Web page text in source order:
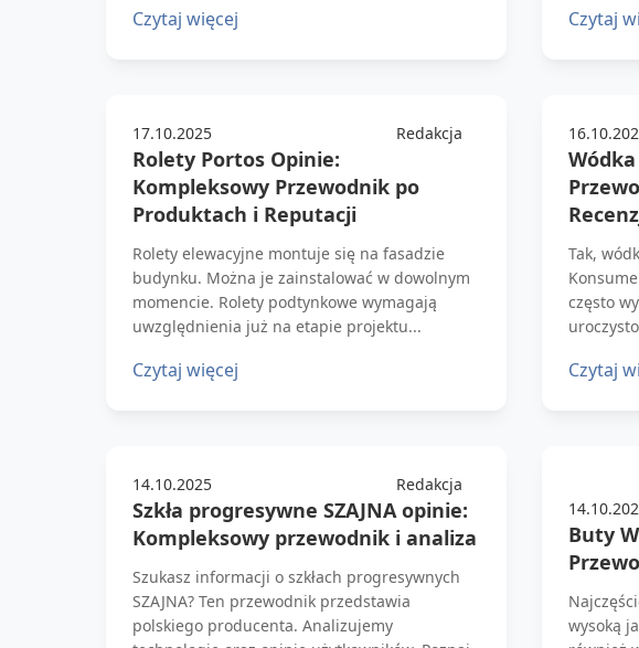
Czytaj więcej Czytaj
17.10.2025 Redakcja
Rolety Portos Opinie:
Kompleksowy Przewodnik po
Produktach i Reputacji
Rolety elewacyjne montuje się na fasadzie
budynku. Można je zainstalować w dowolnym
momencie. Rolety podtynkowe wymagają
uwzględnienia już na etapie projektu...
Czytaj więcej
Tak,
często
Czytaj
14.10.2025 Redakcja
Szkła progresywne SZAJNA opinie:
Kompleksowy przewodnik i analiza
Szukasz informacji o szkłach progresywnych
SZAJNA? Ten przewodnik przedstawia
polskiego producenta. Analizujemy
Buty
wysoką